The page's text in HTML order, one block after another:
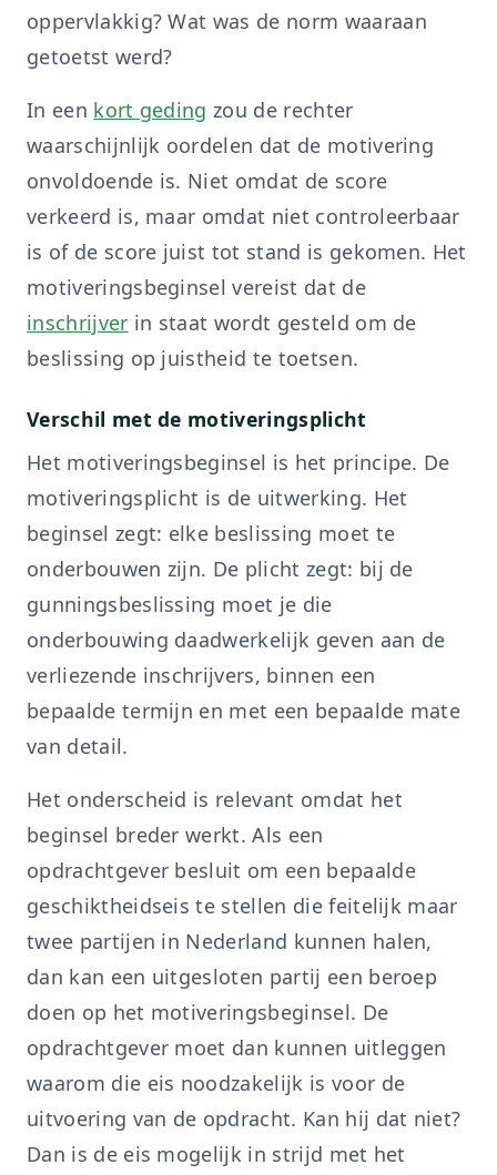
oppervlakkig? Wat was de norm waaraan
getoetst werd?
In een kort geding zou de rechter
waarschijnlijk oordelen dat de motivering
onvoldoende is. Niet omdat de score
verkeerd is, maar omdat niet controleerbaar
is of de score juist tot stand is gekomen. Het
motiveringsbeginsel vereist dat de
inschrijver in staat wordt gesteld om de
beslissing op juistheid te toetsen.
Verschil met de motiveringsplicht
Het motiveringsbeginsel is het principe. De
motiveringsplicht is de uitwerking. Het
beginsel zegt: elke beslissing moet te
onderbouwen zijn. De plicht zegt: bij de
gunningsbeslissing moet je die
onderbouwing daadwerkelijk geven aan de
verliezende inschrijvers, binnen een
bepaalde termijn en met een bepaalde mate
van detail.
Het onderscheid is relevant omdat het
beginsel breder werkt. Als een
opdrachtgever besluit om een bepaalde
geschiktheidseis te stellen die feitelijk maar
twee partijen in Nederland kunnen halen,
dan kan een uitgesloten partij een beroep
doen op het motiveringsbeginsel. De
opdrachtgever moet dan kunnen uitleggen
waarom die eis noodzakelijk is voor de
uitvoering van de opdracht. Kan hij dat niet?
Dan is de eis mogelijk in strijd met het